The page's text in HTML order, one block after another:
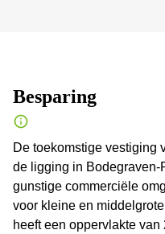
Besparing
De toekomstige vestiging
de ligging in
gunstige commerciële
voor kleine en
heeft een oppervlakte van